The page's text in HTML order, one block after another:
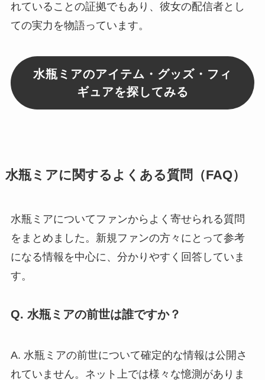
れていることの証拠でもあり、彼女の配信者とし
ての実力を物語っています。
水瓶ミアのアイテム・グッズ・フィ
ギュアを探してみる
水瓶ミアに関するよくある質問（FAQ）
水瓶ミアについてファンからよく寄せられる質問
をまとめました。新規ファンの方々にとって参考
になる情報を中心に、分かりやすく回答していま
す。
Q. 水瓶ミアの前世は誰ですか？
A. 水瓶ミアの前世について確定的な情報は公開さ
れていません。ネット上では様々な憶測がありま